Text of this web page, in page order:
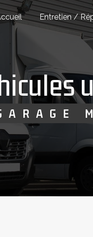
Entretien /
GARAGE